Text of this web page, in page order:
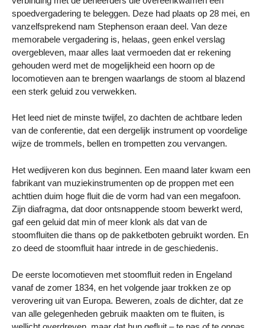
spoedvergadering te beleggen. Deze had plaats op 28 mei, en
vanzelfsprekend nam Stephenson eraan deel. Van deze
memorabele vergadering is, helaas, geen enkel verslag
overgebleven, maar alles laat vermoeden dat er rekening
gehouden werd met de mogelijkheid een hoorn op de
locomotieven aan te brengen waarlangs de stoom al blazend
een sterk geluid zou verwekken.
Het leed niet de minste twijfel, zo dachten de achtbare leden
van de conferentie, dat een dergelijk instrument op voordelige
wijze de trommels, bellen en trompetten zou vervangen.
Het wedijveren kon dus beginnen. Een maand later kwam een
fabrikant van muziekinstrumenten op de proppen met een
achttien duim hoge fluit die de vorm had van een megafoon.
Zijn diafragma, dat door ontsnappende stoom bewerkt werd,
gaf een geluid dat min of meer klonk als dat van de
stoomfluiten die thans op de pakketboten gebruikt worden. En
zo deed de stoomfluit haar intrede in de geschiedenis.
De eerste locomotieven met stoomfluit reden in Engeland
vanaf de zomer 1834, en het volgende jaar trokken ze op
verovering uit van Europa. Beweren, zoals de dichter, dat ze
van alle gelegenheden gebruik maakten om te fluiten, is